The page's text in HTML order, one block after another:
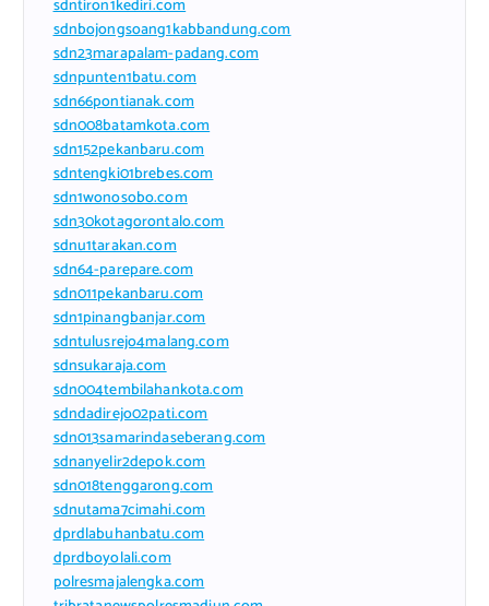
sdntiron1kediri.com
sdnbojongsoang1kabbandung.com
sdn23marapalam-padang.com
sdnpunten1batu.com
sdn66pontianak.com
sdn008batamkota.com
sdn152pekanbaru.com
sdntengki01brebes.com
sdn1wonosobo.com
sdn30kotagorontalo.com
sdnu1tarakan.com
sdn64-parepare.com
sdn011pekanbaru.com
sdn1pinangbanjar.com
sdntulusrejo4malang.com
sdnsukaraja.com
sdn004tembilahankota.com
sdndadirejo02pati.com
sdn013samarindaseberang.com
sdnanyelir2depok.com
sdn018tenggarong.com
sdnutama7cimahi.com
dprdlabuhanbatu.com
dprdboyolali.com
polresmajalengka.com